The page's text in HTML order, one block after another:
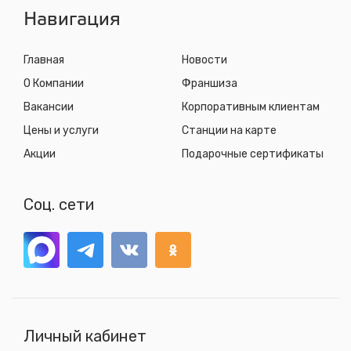
Навигация
Главная
О Компании
Вакансии
Цены и услуги
Акции
Новости
Франшиза
Корпоративным клиентам
Станции на карте
Подарочные сертификаты
Соц. сети
Личный кабинет